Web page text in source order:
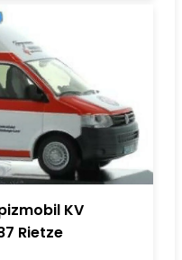
KV
Rietze